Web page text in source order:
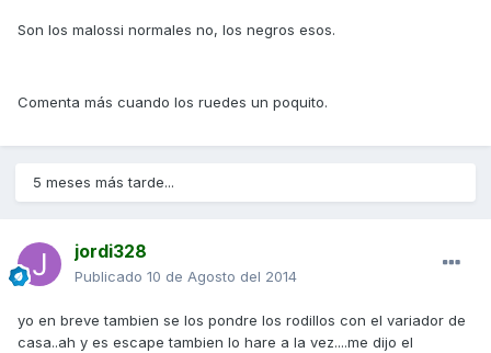
Son los malossi normales no, los negros esos.
Comenta más cuando los ruedes un poquito.
5 meses más tarde...
jordi328
Publicado 10 de Agosto del 2014
yo en breve tambien se los pondre los rodillos con el variador de
casa..ah y es escape tambien lo hare a la vez....me dijo el